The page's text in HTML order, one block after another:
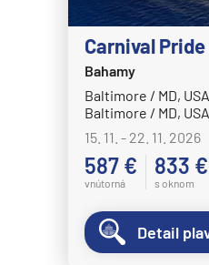
Carnival Pride
Bahamy
Baltimore / MD, USA
Baltimore / MD, USA
15. 11. - 22. 11. 2026
587 €
vnútorná
833 €
s oknom
Detail